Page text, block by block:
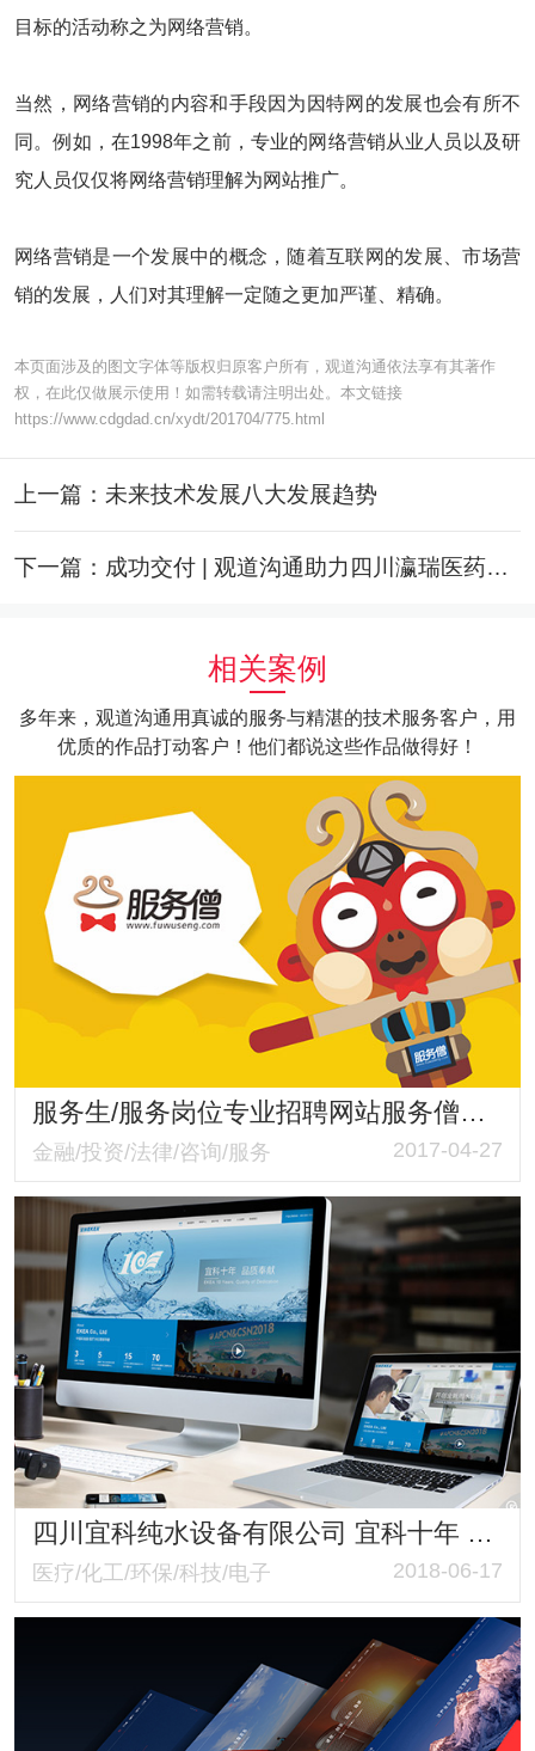
目标的活动称之为网络营销。
当然，网络营销的内容和手段因为因特网的发展也会有所不
同。例如，在1998年之前，专业的网络营销从业人员以及研
究人员仅仅将网络营销理解为网站推广。
网络营销是一个发展中的概念，随着互联网的发展、市场营
销的发展，人们对其理解一定随之更加严谨、精确。
本页面涉及的图文字体等版权归原客户所有，观道沟通依法享有其著作
权，在此仅做展示使用！如需转载请注明出处。本文链接
https://www.cdgdad.cn/xydt/201704/775.html
上一篇：未来技术发展八大发展趋势
下一篇：成功交付 | 观道沟通助力四川瀛瑞医药科技打造数字化门户，赋能医药行业智慧升级
相关案例
多年来，观道沟通用真诚的服务与精湛的技术服务客户，用
优质的作品打动客户！他们都说这些作品做得好！
服务生/服务岗位专业招聘网站服务僧品牌策划与网站建设服务
金融/投资/法律/咨询/服务 2017-04-27
四川宜科纯水设备有限公司 宜科十年 品质奉献 医疗纯水设备 透析用水设备网站改版建设
医疗/化工/环保/科技/电子 2018-06-17